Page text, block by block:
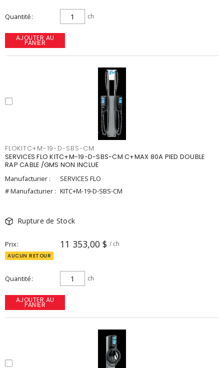
Quantité ch
AJOUTER AU
PANIER
FLOKITC+M-19-D-SBS-CM
SERVICES FLO KITC+M-19-D-SBS-CM C+MAX 80A PIED DOUBLE
RAP CABLE /GMS NON INCLUE
Manufacturier :
SERVICES FLO
# Manufacturier : KITC+M-19-D-SBS-CM
Rupture de Stock
Prix 11 353,00 $ / ch
AUCUN RETOUR
Quantité ch
AJOUTER AU
PANIER